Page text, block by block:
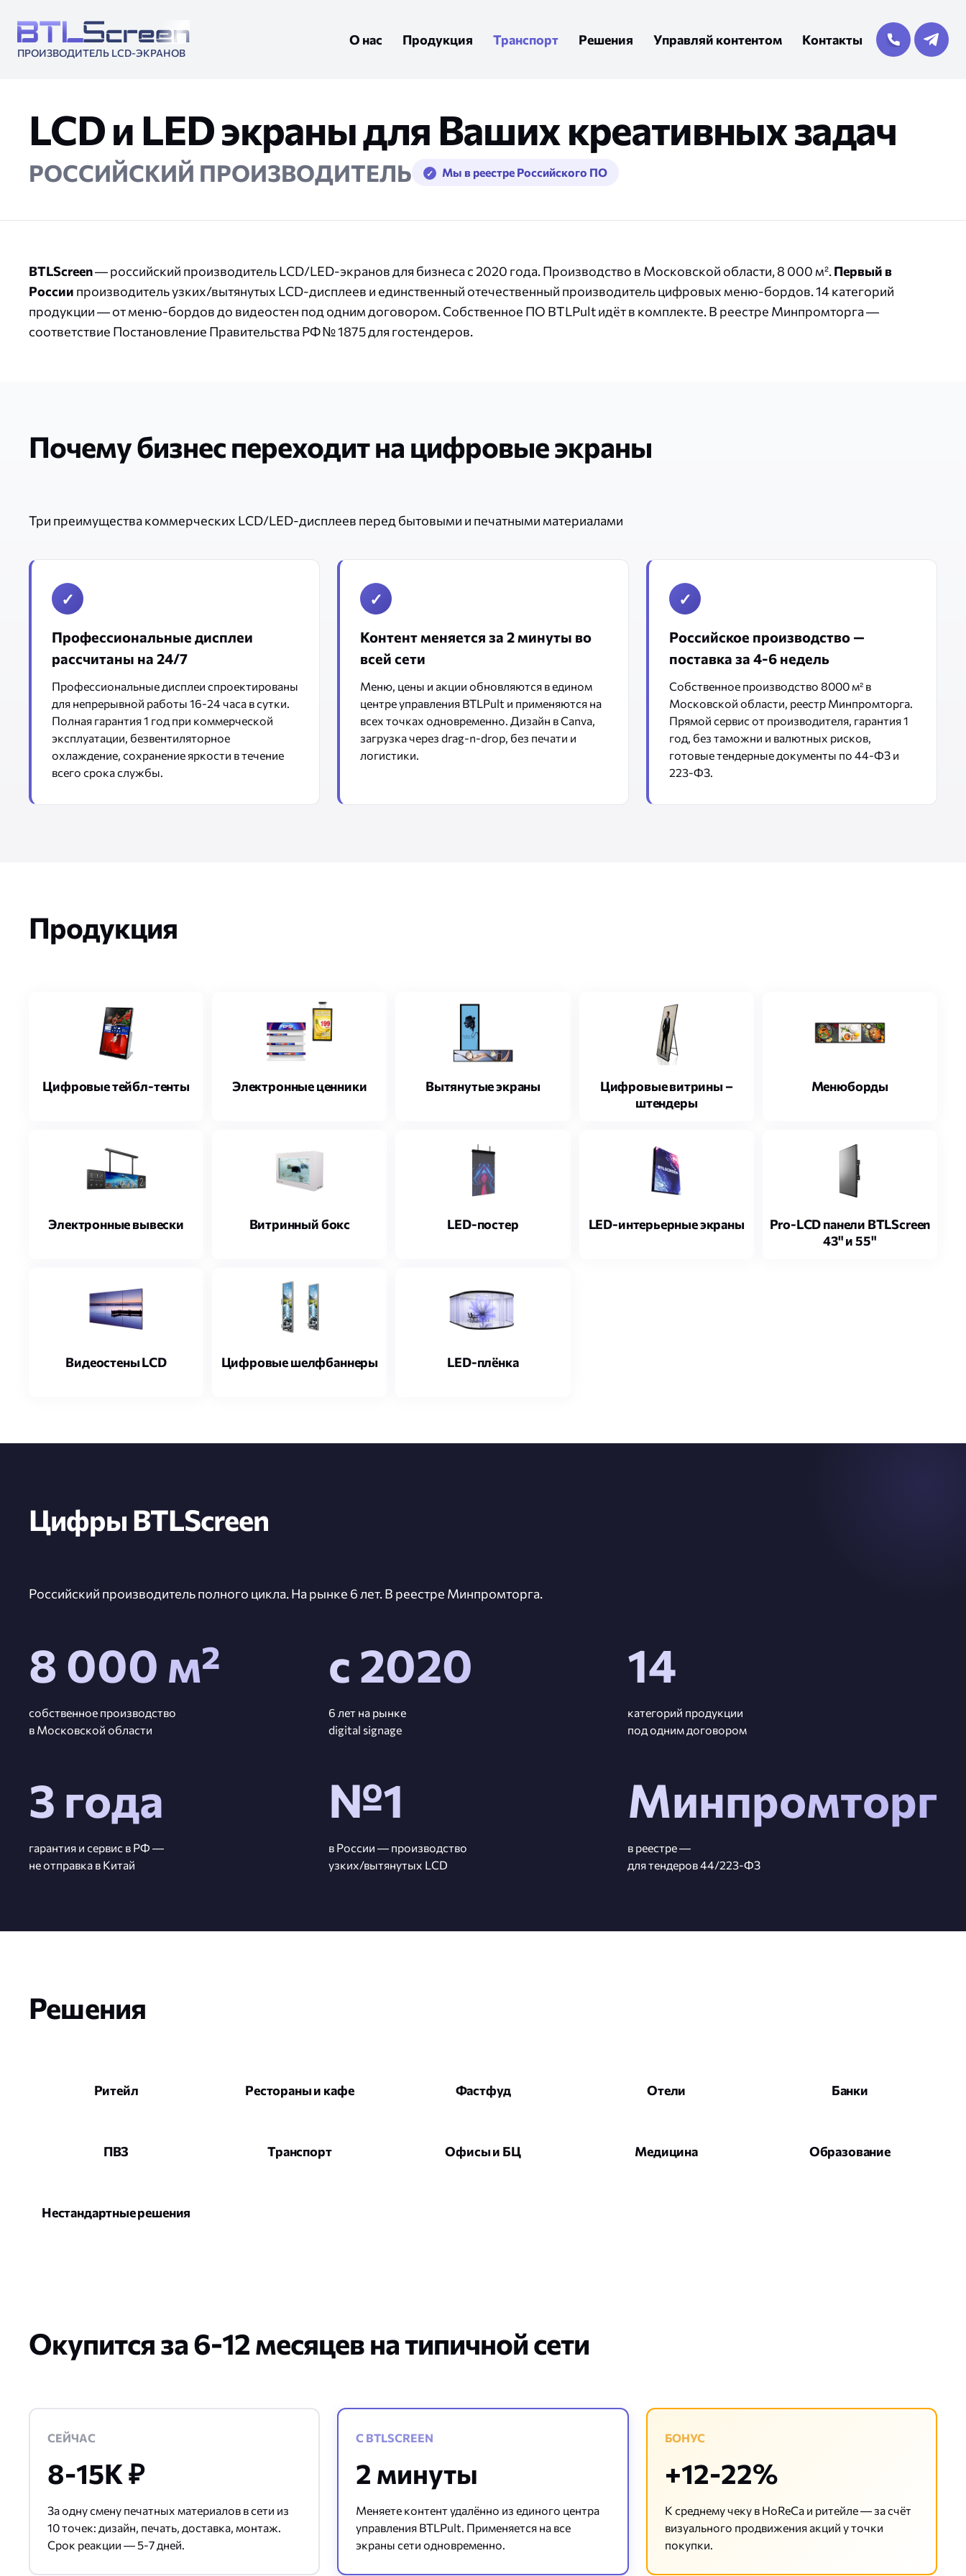
ПРОИЗВОДИТЕЛЬ LCD-ЭКРАНОВ
О нас Продукция Транспорт Решения Управляй контентом Контакты
LCD и LED экраны для Ваших креативных задач
РОССИЙСКИЙ ПРОИЗВОДИТЕЛЬ
Мы в реестре Российского ПО
Профессиональные LCD-
BTLScreen— российский производитель LCD/LED-экранов для бизнеса с 2020 года. Производство в Московской области, 8 000 м².Первый в
России производитель узких/вытянутых LCD-дисплеев и единственный отечественный производитель цифровых меню-бордов. 14 категорий
продукции — от меню-бордов до видеостен под одним договором. Собственное ПО BTLPult идёт в комплекте. В реестре Минпромторга —
соответствие Постановление Правительства РФ № 1875 для гостендеров.
Почему бизнес переходит на цифровые экраны
Три преимущества коммерческих LCD/LED-дисплеев перед бытовыми и печатными материалами
✓
Профессиональные дисплеи
рассчитаны на 24/7
Профессиональные дисплеи спроектированы
для непрерывной работы 16-24 часа в сутки.
Полная гарантия 1 год при коммерческой
эксплуатации, безвентиляторное
охлаждение, сохранение яркости в течение
всего срока службы.
✓
Контент меняется за 2 минуты во
всей сети
Меню, цены и акции обновляются в едином
центре управления BTLPult и применяются на
всех точках одновременно. Дизайн в Canva,
загрузка через drag-n-drop, без печати и
логистики.
✓
Российское производство —
поставка за 4-6 недель
Собственное производство 8000 м² в
Московской области, реестр Минпромторга.
Прямой сервис от производителя, гарантия 1
год, без таможни и валютных рисков,
готовые тендерные документы по 44-ФЗ и
223-ФЗ.
Продукция
Цифровые тейбл-тенты Электронные ценники Вытянутые экраны
Цифровые витрины –
штендеры
Менюборды
Электронные вывески Витринный бокс LED-постер LED-интерьерные экраны
Pro-LCD панели BTLScreen
43" и 55"
Видеостены LCD Цифровые шелфбаннеры LED-плёнка
Цифры BTLScreen
Российский производитель полного цикла. На рынке 6 лет. В реестре Минпромторга.
8 000 м²
собственное производство
в Московской области
с 2020
6 лет на рынке
digital signage
14
категорий продукции
под одним договором
3 года
гарантия и сервис в РФ —
не отправка в Китай
№1
в России — производство
узких/вытянутых LCD
Минпромторг
в реестре —
для тендеров 44/223-ФЗ
Решения
Ритейл Рестораны и кафе Фастфуд Отели Банки
ПВЗ Транспорт Офисы и БЦ Медицина Образование
Нестандартные решения
Окупится за 6-12 месяцев на типичной сети
СЕЙЧАС
8-15К ₽
За одну смену печатных материалов в сети из
10 точек: дизайн, печать, доставка, монтаж.
Срок реакции — 5-7 дней.
С BTLSCREEN
2 минуты
Меняете контент удалённо из единого центра
управления BTLPult. Применяется на все
экраны сети одновременно.
БОНУС
+12-22%
К среднему чеку в HoReCa и ритейле — за счёт
визуального продвижения акций у точки
покупки.